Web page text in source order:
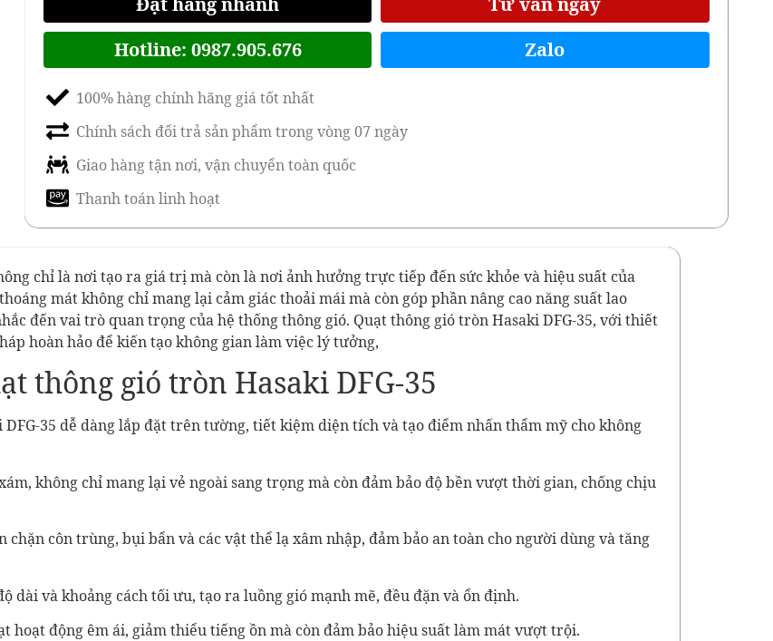
Hotline: 0987.905.676
Zalo
100% hàng chính hãng giá tốt nhất
Chính sách đổi trả sản phẩm trong vòng 07 ngày
Giao hàng tận nơi, vận chuyển toàn quốc
Thanh toán linh hoạt
chỉ là nơi tạo ra giá trị mà còn là nơi ảnh hưởng trực tiếp đến sức khỏe và hiệu suất của
mát không chỉ mang lại cảm giác thoải mái mà còn góp phần nâng cao năng suất lao
đến vai trò quan trọng của hệ thống thông gió. Quạt thông gió tròn Hasaki DFG-35, với thiết
hoàn hảo để kiến tạo không gian làm việc lý tưởng,
thông gió tròn Hasaki DFG-35
35 dễ dàng lắp đặt trên tường, tiết kiệm diện tích và tạo điểm nhấn thẩm mỹ cho không
không chỉ mang lại vẻ ngoài sang trọng mà còn đảm bảo độ bền vượt thời gian, chống chịu
côn trùng, bụi bẩn và các vật thể lạ xâm nhập, đảm bảo an toàn cho người dùng và tăng
dài và khoảng cách tối ưu, tạo ra luồng gió mạnh mẽ, đều đặn và ổn định.
hoạt động êm ái, giảm thiểu tiếng ồn mà còn đảm bảo hiệu suất làm mát vượt trội.